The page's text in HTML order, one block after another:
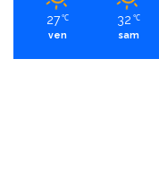
27 ℃
ven
32 ℃
sam